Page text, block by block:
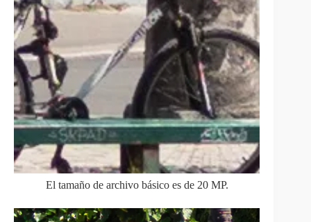
El tamaño de archivo básico es de 20 MP.